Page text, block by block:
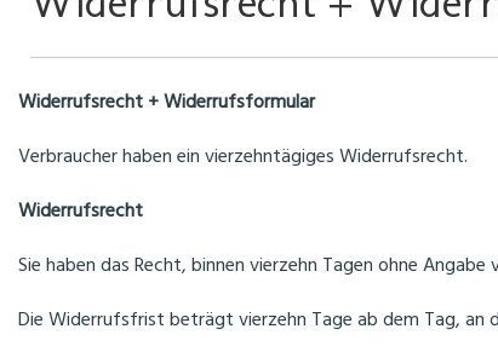
Widerrufsrecht + Widerrufsformular
Verbraucher haben ein vierzehntägiges Widerrufsrecht.
Widerrufsrecht
Sie haben das Recht, binnen vierzehn Tagen ohne
Die Widerrufsfrist beträgt vierzehn Tage ab dem Tag, an